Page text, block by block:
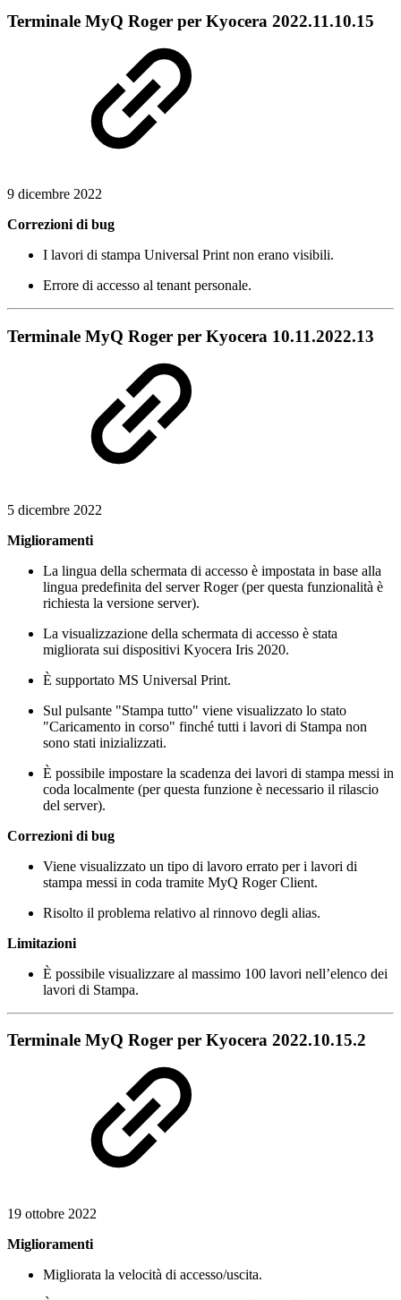
Terminale MyQ Roger per Kyocera 2022.11.10.15
9 dicembre 2022
Correzioni di bug
I lavori di stampa Universal Print non erano visibili.
Errore di accesso al tenant personale.
Terminale MyQ Roger per Kyocera 10.11.2022.13
5 dicembre 2022
Miglioramenti
La lingua della schermata di accesso è impostata in base alla
lingua predefinita del server Roger (per questa funzionalità è
richiesta la versione server).
La visualizzazione della schermata di accesso è stata
migliorata sui dispositivi Kyocera Iris 2020.
È supportato MS Universal Print.
Sul pulsante "Stampa tutto" viene visualizzato lo stato
"Caricamento in corso" finché tutti i lavori di Stampa non
sono stati inizializzati.
È possibile impostare la scadenza dei lavori di stampa messi in
coda localmente (per questa funzione è necessario il rilascio
del server).
Correzioni di bug
Viene visualizzato un tipo di lavoro errato per i lavori di
stampa messi in coda tramite MyQ Roger Client.
Risolto il problema relativo al rinnovo degli alias.
Limitazioni
È possibile visualizzare al massimo 100 lavori nell’elenco dei
lavori di Stampa.
Terminale MyQ Roger per Kyocera 2022.10.15.2
19 ottobre 2022
Miglioramenti
Migliorata la velocità di accesso/uscita.